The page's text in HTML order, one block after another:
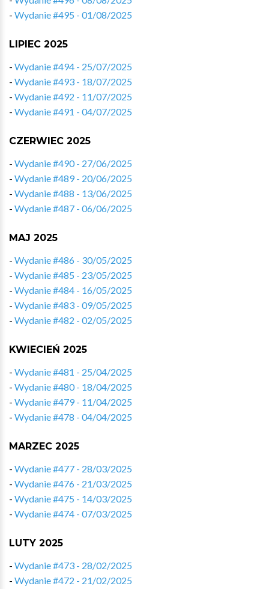
- Wydanie #495 - 01/08/2025
LIPIEC 2025
- Wydanie #494 - 25/07/2025
- Wydanie #493 - 18/07/2025
- Wydanie #492 - 11/07/2025
- Wydanie #491 - 04/07/2025
CZERWIEC 2025
- Wydanie #490 - 27/06/2025
- Wydanie #489 - 20/06/2025
- Wydanie #488 - 13/06/2025
- Wydanie #487 - 06/06/2025
MAJ 2025
- Wydanie #486 - 30/05/2025
- Wydanie #485 - 23/05/2025
- Wydanie #484 - 16/05/2025
- Wydanie #483 - 09/05/2025
- Wydanie #482 - 02/05/2025
KWIECIEŃ 2025
- Wydanie #481 - 25/04/2025
- Wydanie #480 - 18/04/2025
- Wydanie #479 - 11/04/2025
- Wydanie #478 - 04/04/2025
MARZEC 2025
- Wydanie #477 - 28/03/2025
- Wydanie #476 - 21/03/2025
- Wydanie #475 - 14/03/2025
- Wydanie #474 - 07/03/2025
LUTY 2025
- Wydanie #473 - 28/02/2025
- Wydanie #472 - 21/02/2025